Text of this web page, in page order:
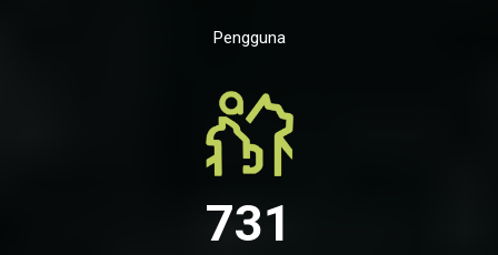
Pengguna
731